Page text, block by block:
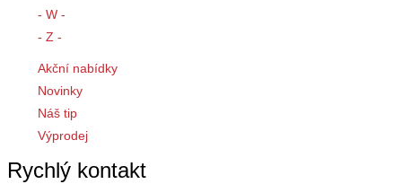
- W -
- Z -
Akční nabídky
Novinky
Náš tip
Výprodej
Rychlý kontakt